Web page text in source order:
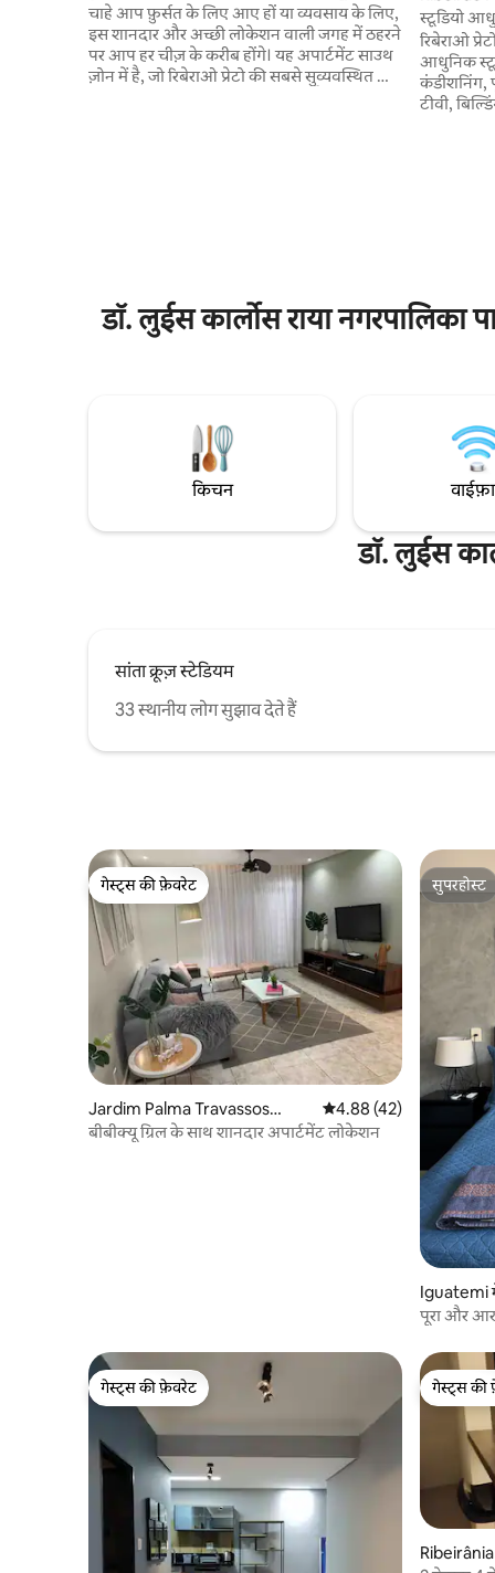
बैकयार्ड वाला सुइट
चाहे आप फ़ुर्सत के लिए आए हों या व्यवसाय के लिए,
इस शानदार और अच्छी लोकेशन वाली जगह में ठहरने
पर आप हर चीज़ के करीब होंगे। यह अपार्टमेंट साउथ
ज़ोन में है, जो रिबेराओ प्रेटो की सबसे सुव्यवस्थित और
स्टूडियो
रिबेराओ
आधुनिक
कंडीशनिंग,
टीवी,
डॉ. लुईस कार्लोस राया नगरपालिका
किचन
डॉ. लुईस
सांता क्रूज़ स्टेडियम
33 स्थानीय लोग सुझाव देते हैं
गेस्ट्स की फ़ेवरेट
गेस्ट्स की फ़ेवरेट
Jardim Palma Travassos
में कॉन्डो
औसत रेटिंग 5 में से 4.88, 42
4.88 (42)
बीबीक्यू ग्रिल के साथ शानदार अपार्टमेंट लोकेशन
सुपरहोस्ट
सुपरहोस्ट
Iguatemi
पूरा और
गेस्ट्स की फ़ेवरेट
गेस्ट्स की फ़ेवरेट
गेस्ट्स की
गेस्ट्स की
Ribeirânia